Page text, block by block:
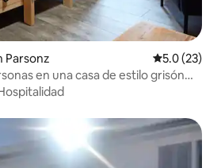
Parsonz Calificación
5.0 (23)
en una casa de estilo grisón